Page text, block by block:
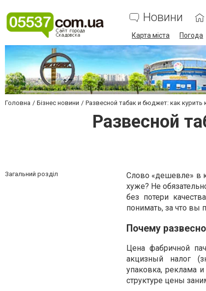
Новини
Карта міста Погода
Головна Бізнес новини Развесной табак и бюджет: как курить
Развесной
Загальний розділ
Слово «дешевле» в
хуже? Не
без потери
понимать, за что вы
Почему
Цена фабричной
акцизный налог
упаковка, реклама
структуре цены